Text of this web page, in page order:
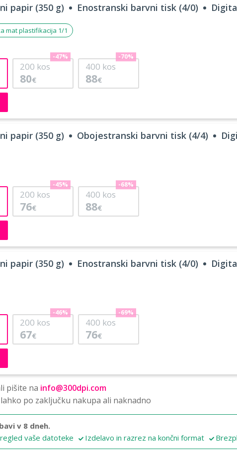
papir (350 g) Enostranski barvni tisk (4/0)
mat plastifikacija 1/1
200 kos
80€
-47%
400 kos
88€
-70%
papir (350 g) Obojestranski barvni tisk (4/4)
200 kos
76€
-45%
400 kos
88€
-68%
papir (350 g) Enostranski barvni tisk (4/0)
200 kos
67€
-46%
400 kos
76€
-69%
pišite na info@300dpi.com
po zaključku nakupa ali naknadno
v 8 dneh.
vaše datoteke Izdelavo in razrez na končni format